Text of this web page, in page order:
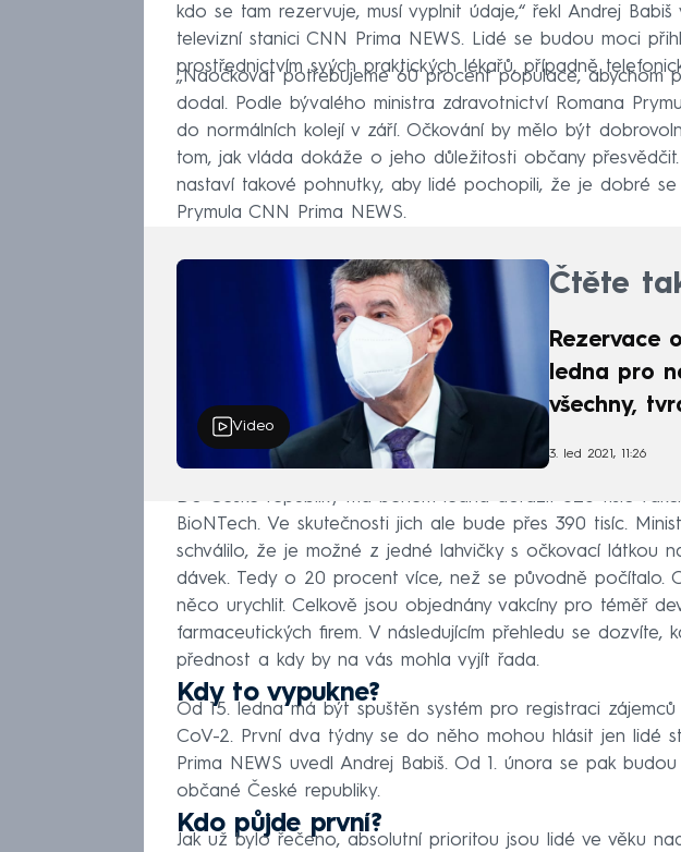
kdo se tam rezervuje, musí vyplnit údaje,“ řekl Andrej
televizní stanici CNN Prima NEWS. Lidé se budou moci
prostřednictvím svých praktických lékařů, případně
„Naočkovat potřebujeme 60 procent populace, abychom
dodal. Podle bývalého ministra zdravotnictví Romana
do normálních kolejí v září. Očkování by mělo být
tom, jak vláda dokáže o jeho důležitosti občany
nastaví takové pohnutky, aby lidé pochopili, že je dobré se
Prymula CNN Prima NEWS.
Video
Čtěte
Rezervace
ledna pro
všechny,
3. led 2021, 11:26
Do České republiky má během ledna dorazit 326 tisíc
BioNTech. Ve skutečnosti jich ale bude přes 390 tisíc.
schválilo, že je možné z jedné lahvičky s očkovací látkou
dávek. Tedy o 20 procent více, než se původně počítalo.
něco urychlit. Celkově jsou objednány vakcíny pro téměř
farmaceutických firem. V následujícím přehledu se dozvíte,
přednost a kdy by na vás mohla vyjít řada.
Kdy to vypukne?
Od 15. ledna má být spuštěn systém pro registraci
CoV-2. První dva týdny se do něho mohou hlásit jen lidé
Prima NEWS uvedl Andrej Babiš. Od 1. února se pak
občané České republiky.
Kdo půjde první?
Jak už bylo řečeno, absolutní prioritou jsou lidé ve věku